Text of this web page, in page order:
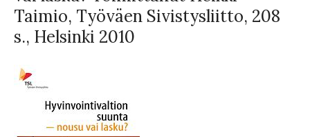
Taimio, Työväen Sivistysliitto, 208
s., Helsinki 2010